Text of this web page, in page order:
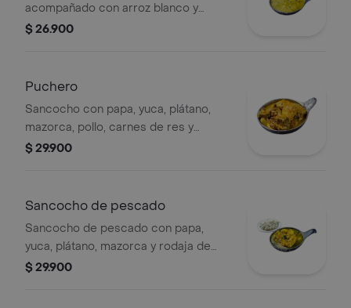
acompañado con arroz blanco y
banano.
$ 26.900
Puchero
Sancocho con papa, yuca, plátano,
mazorca, pollo, carnes de res y
cerdobañados con salsa de la casa.
$ 29.900
Sancocho de pescado
Sancocho de pescado con papa,
yuca, plátano, mazorca y rodaja de
bagre en salsa de la casa. Incluye
$ 29.900